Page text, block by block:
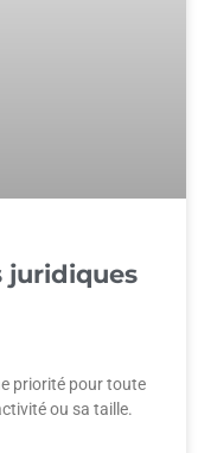
juridiques
priorité pour toute
ou sa taille.